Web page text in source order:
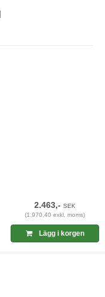
2.463,-SEK
(1.970,40 exkl. moms)
Lägg i korgen